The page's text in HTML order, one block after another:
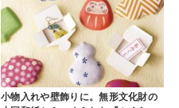
小物入れや壁飾りに。無形文化財の